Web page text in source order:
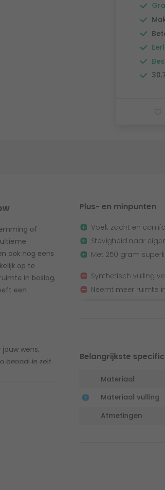
of
ook nog eens
op te
in beslag.
een
wens.
bepaal je zelf
Plus- en minpunten
Voelt zacht en
Stevigheid naar
Met 250 gram
Synthetisch vulling
Neemt meer ruimte
Belangrijkste
Materiaal
Materiaal vulling
Afmetingen